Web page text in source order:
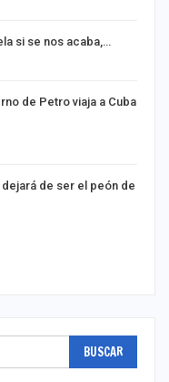
si se nos acaba,…
de Petro viaja a Cuba
de ser el peón de